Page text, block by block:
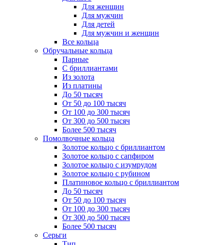
Для женщин
Для мужчин
Для детей
Для мужчин и женщин
Все кольца
Обручальные кольца
Парные
С бриллиантами
Из золота
Из платины
До 50 тысяч
От 50 до 100 тысяч
От 100 до 300 тысяч
От 300 до 500 тысяч
Более 500 тысяч
Помолвочные кольца
Золотое кольцо с бриллиантом
Золотое кольцо с сапфиром
Золотое кольцо с изумрудом
Золотое кольцо с рубином
Платиновое кольцо с бриллиантом
До 50 тысяч
От 50 до 100 тысяч
От 100 до 300 тысяч
От 300 до 500 тысяч
Более 500 тысяч
Серьги